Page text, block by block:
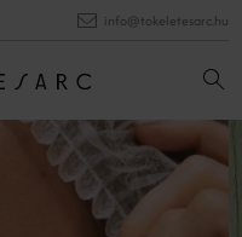
info@tokeletesarc.hu